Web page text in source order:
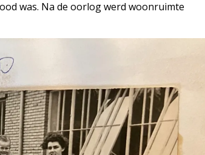
was. Na de oorlog werd woonruimte